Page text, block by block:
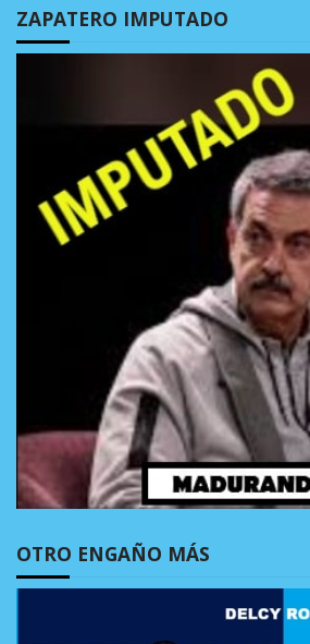
ZAPATERO IMPUTADO
OTRO ENGAÑO MÁS